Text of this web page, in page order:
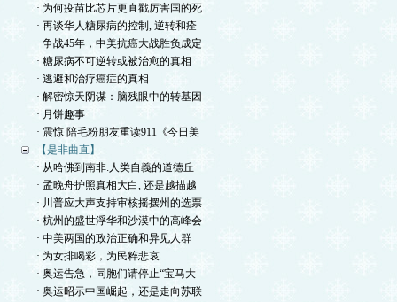
· 为何疫苗比芯片更直戳厉害国的死
· 再谈华人糖尿病的控制, 逆转和痊
· 争战45年，中美抗癌大战胜负成定
· 糖尿病不可逆转或被治愈的真相
· 逃避和治疗癌症的真相
· 解密惊天阴谋：脑残眼中的转基因
· 月饼趣事
· 震惊 陪毛粉朋友重读911《今日美
【是非曲直】
· 从哈佛到南非:人类自義的道德丘
· 孟晚舟护照真相大白, 还是越描越
· 川普应大声支持审核摇摆州的选票
· 杭州的盛世浮华和沙漠中的高峰会
· 中美两国的政治正确和异见人群
· 为女排喝彩，为民粹悲哀
· 奥运告急，同胞们请停止“宝马大
· 奥运昭示中国崛起，还是走向苏联